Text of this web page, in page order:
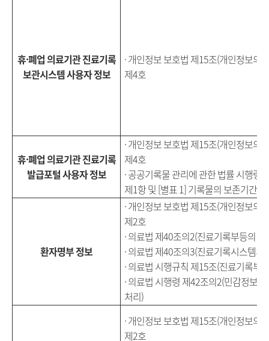
휴·폐업 의료기관 진료기록
보관시스템 사용자 정보
· 개인정보 보호법 제15조(개인정보의
제4호
휴·폐업 의료기관 진료기록
발급포털 사용자 정보
· 개인정보 보호법 제15조(개인정보의
제4호
· 공공기록물 관리에 관한 법률 시행령
제1항 및 [별표 1] 기록물의 보존기간별
환자명부 정보
· 개인정보 보호법 제15조(개인정보의
제2호
· 의료법 제40조의2(진료기록부등의 이
· 의료법 제40조의3(진료기록시스템의
· 의료법 시행규칙 제15조(진료기록부
· 의료법 시행령 제42조의2(민감정보
처리)
· 개인정보 보호법 제15조(개인정보의
제2호